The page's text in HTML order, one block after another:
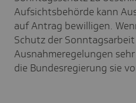
Aufsichtsbehörde kann
auf Antrag bewilligen.
Schutz der
Ausnahmeregelungen
die Bundesregierung sie